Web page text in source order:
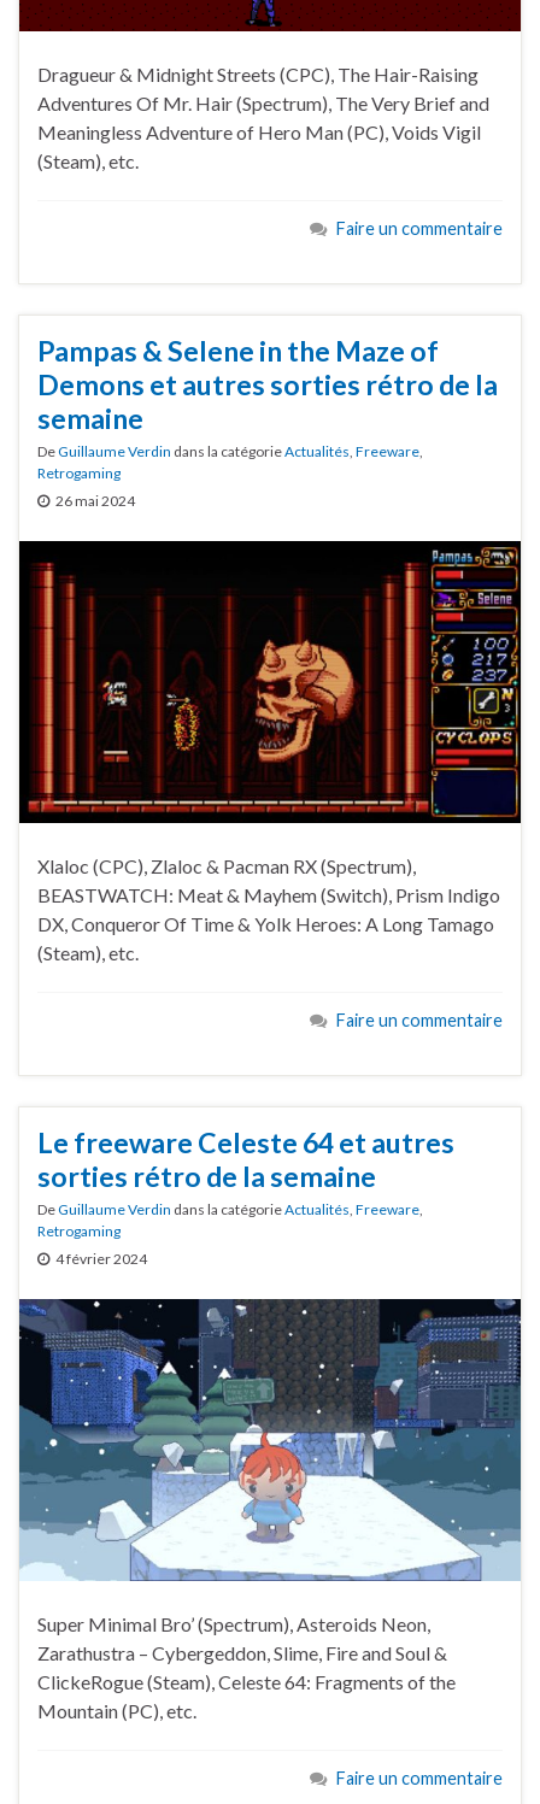
Dragueur & Midnight Streets (CPC), The Hair-Raising
Adventures Of Mr. Hair (Spectrum), The Very Brief and
Meaningless Adventure of Hero Man (PC), Voids Vigil
(Steam), etc.
Faire un commentaire
Pampas & Selene in the Maze of
Demons et autres sorties rétro de la
semaine
DeGuillaume Verdin dans la catégorieActualités Freeware
Retrogaming
26 mai 2024
Xlaloc (CPC), Zlaloc & Pacman RX (Spectrum),
BEASTWATCH: Meat & Mayhem (Switch), Prism Indigo
DX, Conqueror Of Time & Yolk Heroes: A Long Tamago
(Steam), etc.
Faire un commentaire
Le freeware Celeste 64 et autres
sorties rétro de la semaine
DeGuillaume Verdin dans la catégorieActualités Freeware
Retrogaming
4 février 2024
Super Minimal Bro’ (Spectrum), Asteroids Neon,
Zarathustra – Cybergeddon, Slime, Fire and Soul &
ClickeRogue (Steam), Celeste 64: Fragments of the
Mountain (PC), etc.
Faire un commentaire